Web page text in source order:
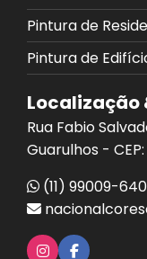
Pintura de
Pintura de
Localização
Rua Fabio
Guarulhos -
(11) 99009-